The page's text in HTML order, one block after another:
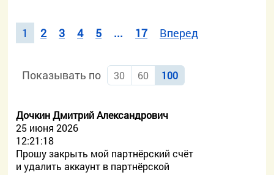
1 2 3 4 5 ... 17 Вперед
Показывать по 30 60 100
Дочкин Дмитрий Александрович
25 июня 2026
12:21:18
Прошу закрыть мой партнёрский счёт
и удалить аккаунт в партнёрской